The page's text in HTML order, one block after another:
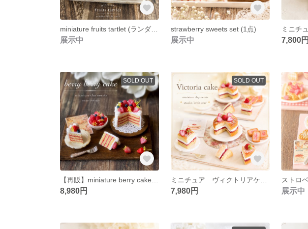
展示中
strawberry sweets set (1点)
展示中 7,800円
SOLD OUT
8,980円
SOLD OUT
7,980円 展示中